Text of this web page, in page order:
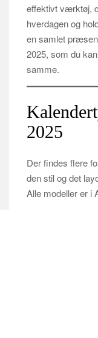
effektivt værktøj,
hverdagen og
en samlet
2025, som du
samme.
2025
Der findes flere
den stil og det
Alle modeller er i